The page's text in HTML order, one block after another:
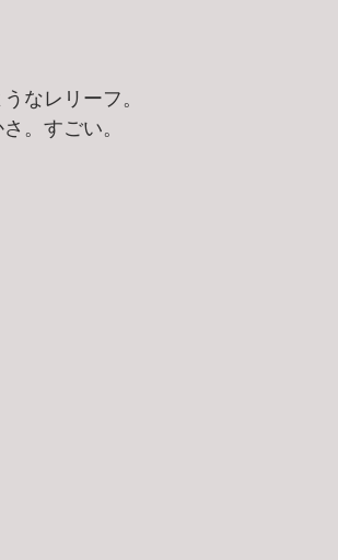
なレリーフ。
。すごい。